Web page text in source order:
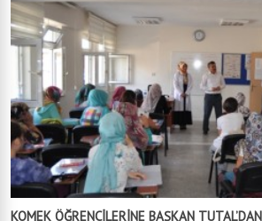
KOMEK ÖĞRENCİLERİNE BAŞKAN